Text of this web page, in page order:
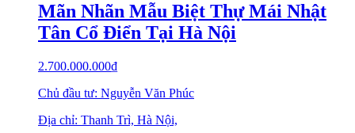
Mãn Nhãn Mẫu Biệt Thự Mái Nhật
Tân Cổ Điển Tại Hà Nội
2.700.000.000₫
Chủ đầu tư: Nguyễn Văn Phúc
Địa chỉ: Thanh Trì, Hà Nội,